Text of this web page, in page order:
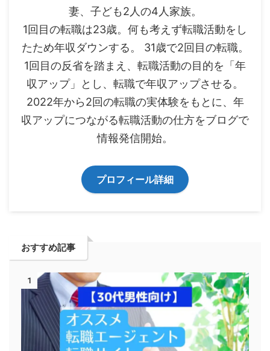
妻、子ども2人の4人家族。
1回目の転職は23歳。何も考えず転職活動をし
たため年収ダウンする。 31歳で2回目の転職。
1回目の反省を踏まえ、転職活動の目的を「年
収アップ」とし、転職で年収アップさせる。
2022年から2回の転職の実体験をもとに、年
収アップにつながる転職活動の仕方をブログで
情報発信開始。
プロフィール詳細
おすすめ記事
1